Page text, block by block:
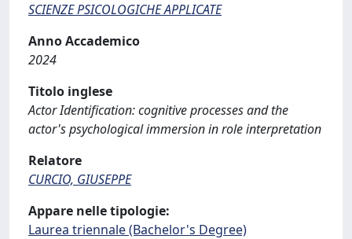
SCIENZE PSICOLOGICHE APPLICATE
Anno Accademico
2024
Titolo inglese
Actor Identification: cognitive processes and the
actor's psychological immersion in role interpretation
Relatore
CURCIO, GIUSEPPE
Appare nelle tipologie:
Laurea triennale (Bachelor's Degree)